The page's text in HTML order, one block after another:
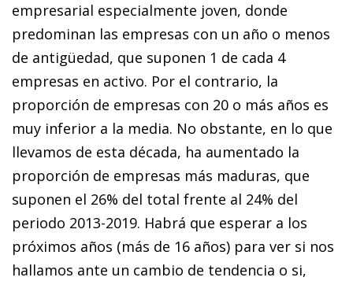
empresarial especialmente joven, donde
predominan las empresas con un año o menos
de antigüedad, que suponen 1 de cada 4
empresas en activo. Por el contrario, la
proporción de empresas con 20 o más años es
muy inferior a la media. No obstante, en lo que
llevamos de esta década, ha aumentado la
proporción de empresas más maduras, que
suponen el 26% del total frente al 24% del
periodo 2013-2019. Habrá que esperar a los
próximos años (más de 16 años) para ver si nos
hallamos ante un cambio de tendencia o si,